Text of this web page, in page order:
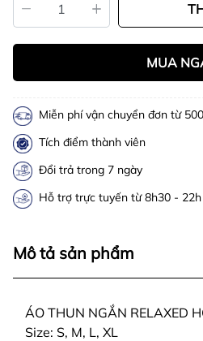
MUA
Miễn phí vận chuyển đơn từ
Tích điểm thành viên
Đổi trả trong 7 ngày
Hỗ trợ trực tuyến từ 8h30 - 22h
Mô tả sản phẩm
ÁO THUN NGẮN RELAXED
Size: S, M, L, XL